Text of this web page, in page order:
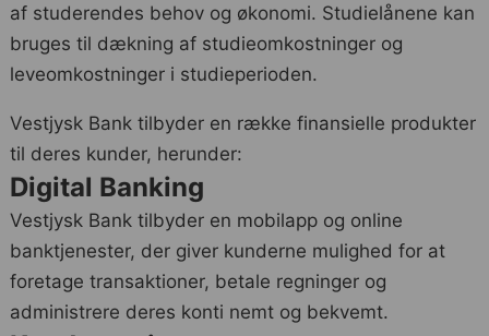
af studerendes behov og økonomi. Studielånene kan
bruges til dækning af studieomkostninger og
leveomkostninger i studieperioden.
Vestjysk Bank tilbyder en række finansielle produkter
til deres kunder, herunder:
Digital Banking
Vestjysk Bank tilbyder en mobilapp og online
banktjenester, der giver kunderne mulighed for at
foretage transaktioner, betale regninger og
administrere deres konti nemt og bekvemt.